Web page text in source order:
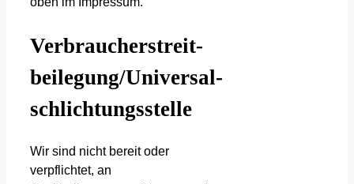
Verbraucher­streit­
beilegung/Universal­
schlichtungs­stelle
Wir sind nicht bereit oder
verpflichtet, an